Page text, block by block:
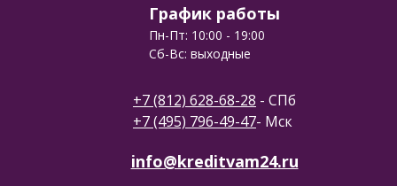
График работы
Пн-Пт: 10:00 - 19:00
Сб-Вс: выходные
+7 (812) 628-68-28 - СПб
+7 (495) 796-49-47- Мск
info@kreditvam24.ru